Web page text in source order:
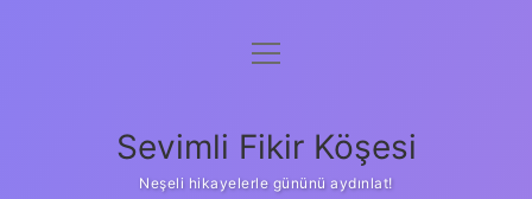
Anasayfa
Yasal Uyarı
menüyü
Sevimli Fikir Köşesi
Neşeli hikayelerle gününü aydınlat!